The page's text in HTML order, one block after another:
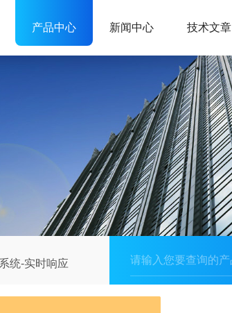
产品中心 新闻中心 技术文章
统-实时响应